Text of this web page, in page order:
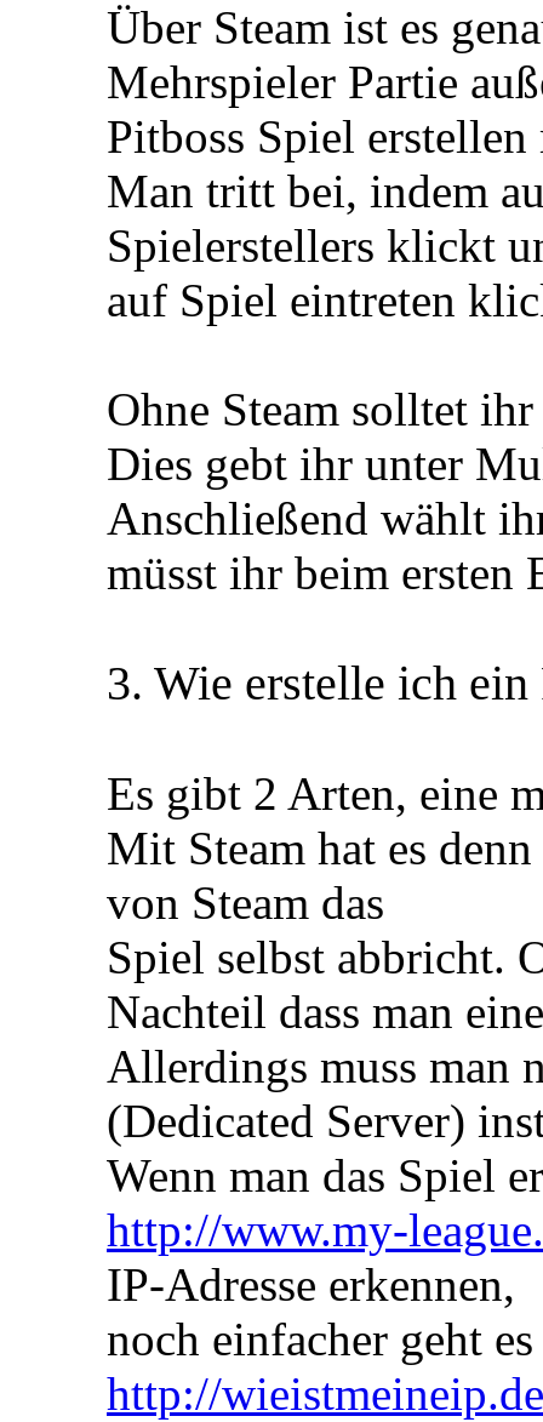
Über Steam ist es
Mehrspieler Partie
Pitboss Spiel erstellen
Man tritt bei, indem
Spielerstellers klickt
auf Spiel eintreten
Ohne Steam solltet
Dies gebt ihr unter
Anschließend wählt
müsst ihr beim ersten
3. Wie erstelle ich ein
Es gibt 2 Arten, eine
Mit Steam hat es
von Steam das
Spiel selbst abbricht.
Nachteil dass man
Allerdings muss man
(Dedicated Server)
Wenn man das Spiel
http://www.my-
IP-Adresse erkennen,
noch einfacher geht
http://wieistmeineip.de